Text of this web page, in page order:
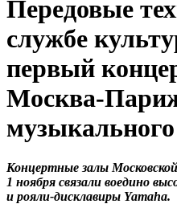
Передовые
службе
первый
Москва-
Концертные залы
1 ноября связали воедино
и рояли-дисклавиры Yamaha.